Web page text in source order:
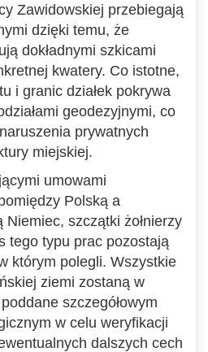
Zawidowskiej przebiegają
dzięki temu, że
dokładnymi szkicami
kwatery. Co istotne,
i granic działek pokrywa
geodezyjnymi, co
prywatnych
miejskiej.
umowami
Polską a
szczątki żołnierzy
tego typu prac pozostają
którym polegli. Wszystkie
ziemi zostaną w
szczegółowym
w celu weryfikacji
dalszych cech